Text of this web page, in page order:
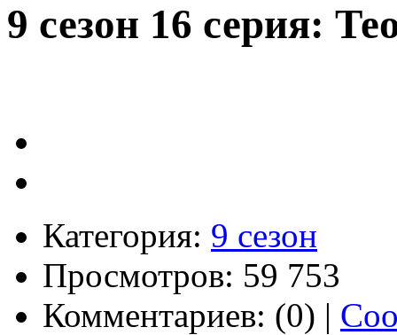
9 сезон 16 серия:
Категория: 9 сезон
Просмотров: 59 753
Комментариев: (0) |